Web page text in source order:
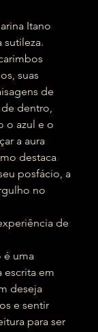
Itano
sutileza.
suas
de
dentro,
o azul e o
a aura
destaca
posfácio, a
no
de
é uma
escrita em
deseja
e sentir
para ser